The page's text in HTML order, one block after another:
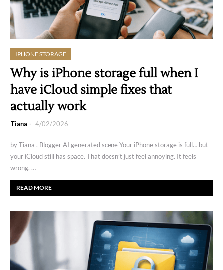
IPHONE STORAGE
Why is iPhone storage full when I
have iCloud simple fixes that
actually work
Tiana 4/02/2026
by Tiana , Blogger AI generated scene Your iPhone storage is full… but
your iCloud still has space. That doesn’t just feel annoying. It feels
wrong. …
READ MORE